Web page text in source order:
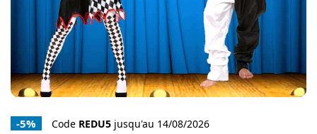
-5% Code REDU5 jusqu'au 14/08/2026